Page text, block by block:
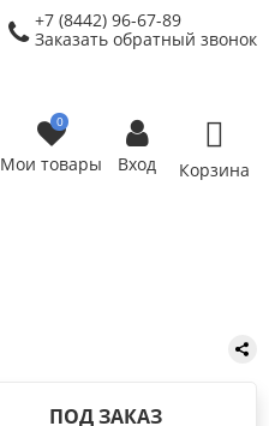
+7 (8442) 96-67-89
Заказать обратный звонок
0
Мои товары Вход Корзина
ПОД ЗАКАЗ